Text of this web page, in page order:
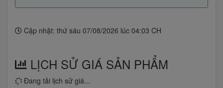
Cập nhật: thứ sáu 07/08/2026 lúc 04:03 CH
LỊCH SỬ GIÁ SẢN PHẨM
Đang tải lịch sử giá...